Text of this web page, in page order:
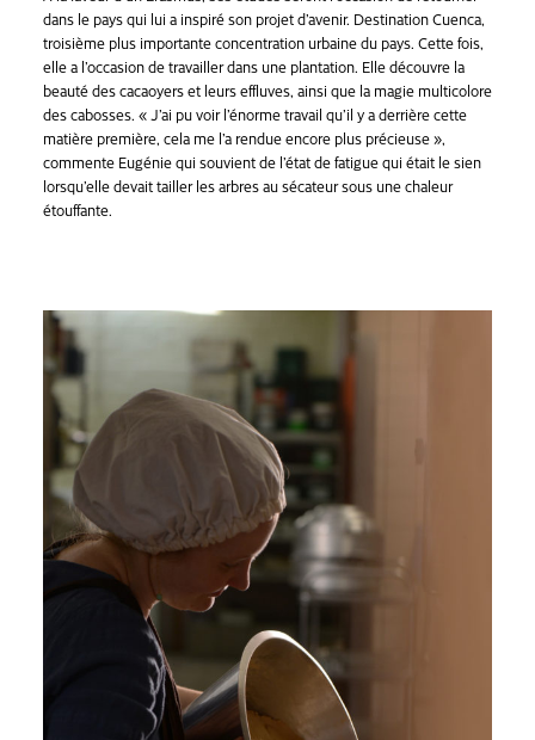
dans le pays qui lui a inspiré son projet d’avenir. Destination Cuenca,
troisième plus importante concentration urbaine du pays. Cette fois,
elle a l’occasion de travailler dans une plantation. Elle découvre la
beauté des cacaoyers et leurs effluves, ainsi que la magie multicolore
des cabosses. « J’ai pu voir l’énorme travail qu’il y a derrière cette
matière première, cela me l’a rendue encore plus précieuse »,
commente Eugénie qui souvient de l’état de fatigue qui était le sien
lorsqu’elle devait tailler les arbres au sécateur sous une chaleur
étouffante.